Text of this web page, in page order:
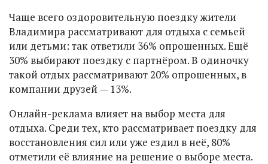
Чаще всего оздоровительную поездку жители
Владимира рассматривают для отдыха с семьей
или детьми: так ответили 36% опрошенных. Ещё
30% выбирают поездку с партнёром. В одиночку
такой отдых рассматривают 20% опрошенных, в
компании друзей — 13%.
Онлайн-реклама влияет на выбор места для
отдыха. Среди тех, кто рассматривает поездку для
восстановления сил или уже ездил в неё, 80%
отметили её влияние на решение о выборе места.